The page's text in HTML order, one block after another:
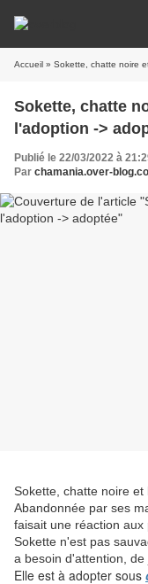
Accueil » Sokette, chatte noire
Sokette, chatte
l'adoption ->
Publié le 22/03/2022 à
Par chamania.over-
Sokette, chatte noire
Abandonnée par ses
faisait une réaction aux
Sokette n'est pas
a besoin d'attention,
Elle est à adopter sous